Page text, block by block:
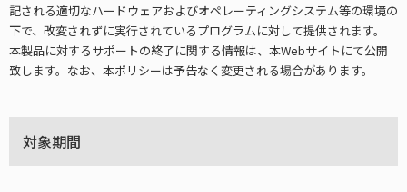
記される適切なハードウェアおよびオペレーティングシステム等の環境の
下で、改変されずに実行されているプログラムに対して提供されます。
本製品に対するサポートの終了に関する情報は、本Webサイトにて公開
致します。なお、本ポリシーは予告なく変更される場合があります。
対象期間